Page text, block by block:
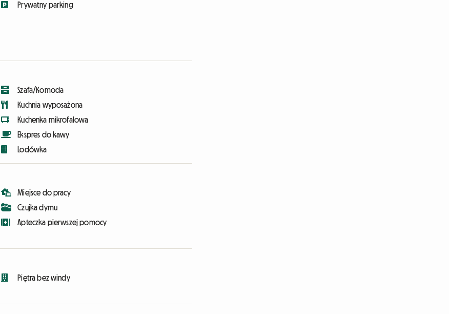
Prywatny parking
Szafa/Komoda
Kuchnia wyposażona
Kuchenka mikrofalowa
Ekspres do kawy
Lodówka
Miejsce do pracy
Czujka dymu
Apteczka pierwszej pomocy
Piętra bez windy